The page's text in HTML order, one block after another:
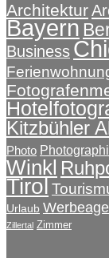
Architektur
Bayern
Business
Kitzbühler
Photo
Winkl
Tirol
Urlaub
Zillertal Zimmer